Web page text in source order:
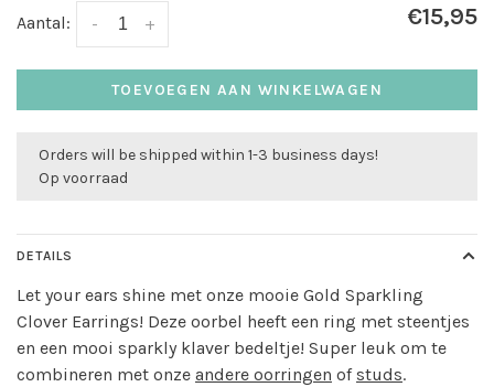
Aantal: +
- €15,95
TOEVOEGEN AAN WINKELWAGEN
Orders will be shipped within 1-3 business days!
Op voorraad
DETAILS
Let your ears shine met onze mooie Gold Sparkling
Clover Earrings! Deze oorbel heeft een ring met steentjes
en een mooi sparkly klaver bedeltje! Super leuk om te
combineren met onze andere oorringen of studs.